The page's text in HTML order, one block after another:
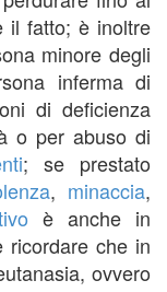
il fatto; è inoltre
minore degli
inferma di
di deficienza
o per abuso di
; se prestato
, minaccia,
è anche in
ricordare che in
ovvero